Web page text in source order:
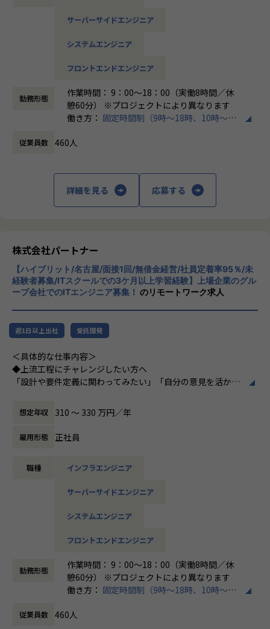
└入社直後は毎月、その後は隔月で面談。業務・人間関係・
└日常的に連絡しやすく、安心して話せる関係性を構築。
・トラブル時は当日中に対応
└問題発生時は営業とアドバイザーが即対応し、迅速に調
・勉強会・交流会を年2回実施
◆落ち着いた環境で、長く働きたい方へ
OKの案件も多く、週2～3日出社が基本。残業は月9時間ほど
現場には教育担当がつき、月1回の面談やチャット相談も実
施。産休・育休の取得＆復帰率も100％と、ライフイベント
にも柔軟に対応しています。
◆マネジメントにも挑戦したい方へ
「PL/PMにステップアップしたい」「育成に関わる経験をし
てみたい」
回の面談を通じて方向性を確認しながら、段階的にマネジメ
ントスキルを磨けるようサポートします。リーダー未経験か
＜チーム組織構成＞
入社後は原則2名以上のチームに配属されるため、一人現場
や丸投げはないです。
また、経験値に応じて先輩がフォローに入り、定例MTGやチ
▼年齢構成
平均年齢32.5歳
▼定着率
95％（2024年8月時点／1年以内）
＜その他プロジェクト事例＞
・オンラインヨガプラットフォームの要件定義・設計（Rub
・自社ECサイトの新規立ち上げ（要件定義～運用／TypeScr
・大手メーカー向け製造システムの業務改善プロジェクト
・ECクラウド基盤設計（AWS／VMware）
・大手クライアント向け仮想環境移行・導入（Windows／A
ctive Directory）
＜安心のサポート体制＞
サーバーサイドエンジニア
システムエンジニア
フロントエンドエンジニア
勤務形態
作業時間： 9：00～18：00（実働8時間／休
憩60分） ※プロジェクトにより異なります
働き方： 固定時間制（9時～18時、10時～19
時間外労働の有無： 有（月平均20時間）
従業員数 460人
詳細を見る 応募する
株式会社パートナー
【ハイブリット/名古屋/面接1回/無借金経営/社員定着率95％/未
経験者募集/ITスクールでの3ケ月以上学習経験】上場企業のグル
ープ会社でのITエンジニア募集！ のリモートワーク求人
週1日以上出社 受託開発
＜具体的な仕事内容＞
◆上流工程にチャレンジしたい方へ
「設計や要件定義に関わってみたい」「自分の意見を活かせ
そんな方には700社以上の中からスキルや希望に合う案件を
ご紹介しています。
たとえば、ヨガ配信アプリやECサイトの新規開発、クラウド
設計など、上流フェーズから関われる案件も豊富です。ま
ひとりで悩まず、安心して挑戦できます。
◆落ち着いた環境で、長く働きたい方へ
OKの案件も多く、週2～3日出社が基本。残業は月9時間ほど
現場には教育担当がつき、月1回の面談やチャット相談も実
施。産休・育休の取得＆復帰率も100％と、ライフイベント
にも柔軟に対応しています。
◆マネジメントにも挑戦したい方へ
「PL/PMにステップアップしたい」「育成に関わる経験をし
てみたい」
想定年収 310 〜 330 万円／年
雇用形態 正社員
職種 インフラエンジニア
サーバーサイドエンジニア
システムエンジニア
フロントエンドエンジニア
勤務形態
作業時間： 9：00～18：00（実働8時間／休
憩60分） ※プロジェクトにより異なります
働き方： 固定時間制（9時～18時、10時～19
時間外労働の有無： 有（月平均20時間）
従業員数 460人